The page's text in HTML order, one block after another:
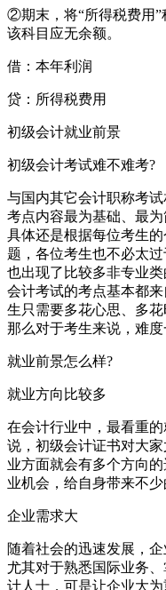
②期末，将“所得税费用”
该科目应无余额。
借：本年利润
贷：所得税费用
初级会计就业前景
初级会计考试难不难考?
与国内其它会计职称考
考点内容最为基础、最
具体还是根据每位考生
题，各位考生也不必太
也出现了比较多非专业
会计考试的考点基本都
生只需要多花心思、多
那么对于考生来说，难度
就业前景怎么样?
就业方向比较多
在会计行业中，最看重
说，初级会计证书对大
业方面就会有多个方向
业机会，给自身带来不少
企业需求大
随着社会的迅速发展，
尤其对于熟悉国际业务
计人士，可是让企业大